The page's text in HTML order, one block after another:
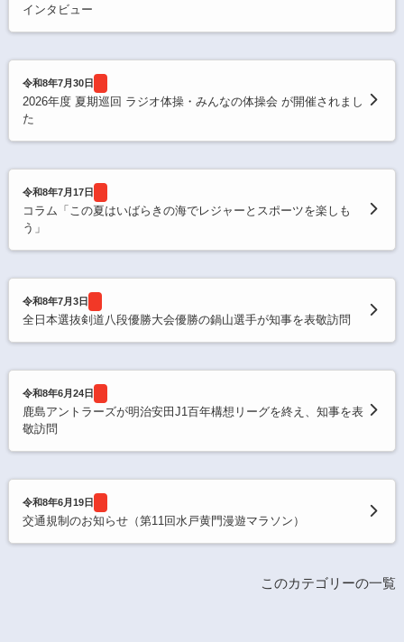
インタビュー
令和8年7月30日
2026年度 夏期巡回 ラジオ体操・みんなの体操会 が開催されまし
た
令和8年7月17日
コラム「この夏はいばらきの海でレジャーとスポーツを楽しも
う」
令和8年7月3日
全日本選抜剣道八段優勝大会優勝の鍋山選手が知事を表敬訪問
令和8年6月24日
鹿島アントラーズが明治安田J1百年構想リーグを終え、知事を表
敬訪問
令和8年6月19日
交通規制のお知らせ（第11回水戸黄門漫遊マラソン）
このカテゴリーの一覧